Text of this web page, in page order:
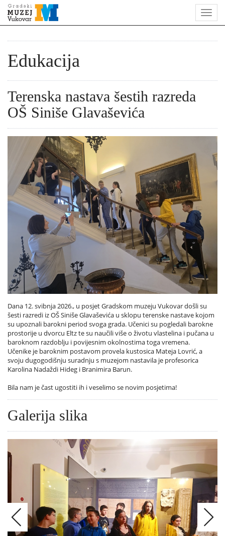
Edukacija
Terenska nastava šestih razreda
OŠ Siniše Glavaševića
Dana 12. svibnja 2026., u posjet Gradskom muzeju Vukovar došli su
šesti razredi iz OŠ Siniše Glavaševića u sklopu terenske nastave kojom
su upoznali barokni period svoga grada. Učenici su pogledali barokne
prostorije u dvorcu Eltz te su naučili više o životu vlastelina i pučana u
baroknom razdoblju i povijesnim okolnostima toga vremena.
Učenike je baroknim postavom provela kustosica Mateja Lovrić, a
svoju dugogodišnju suradnju s muzejom nastavila je profesorica
Karolina Nadaždi Hideg i Branimira Barun.
Bila nam je čast ugostiti ih i veselimo se novim posjetima!
Galerija slika